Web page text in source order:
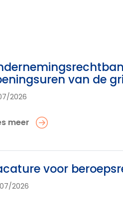
van de
2026
meer
voor
2026